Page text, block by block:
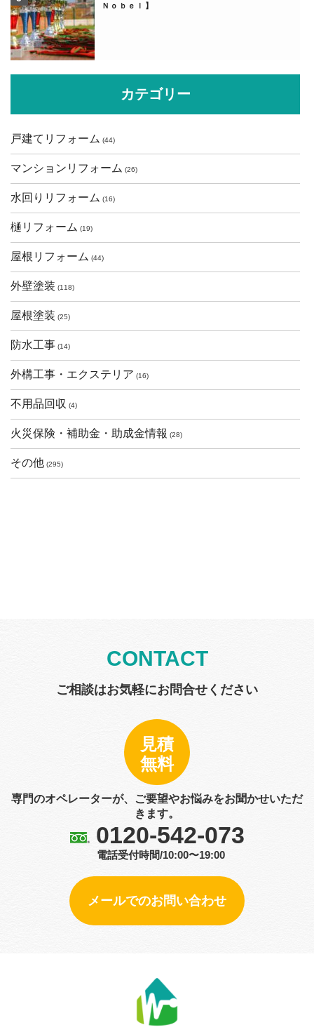
Ｎｏｂｅｌ】
カテゴリー
戸建てリフォーム (44)
マンションリフォーム (26)
水回りリフォーム (16)
樋リフォーム (19)
屋根リフォーム (44)
外壁塗装 (118)
屋根塗装 (25)
防水工事 (14)
外構工事・エクステリア (16)
不用品回収 (4)
火災保険・補助金・助成金情報 (28)
その他 (295)
CONTACT
ご相談はお気軽にお問合せください
見積
無料
専門のオペレーターが、ご要望やお悩みをお聞かせいただ
きます。
0120-542-073
電話受付時間/10:00〜19:00
メールでのお問い合わせ